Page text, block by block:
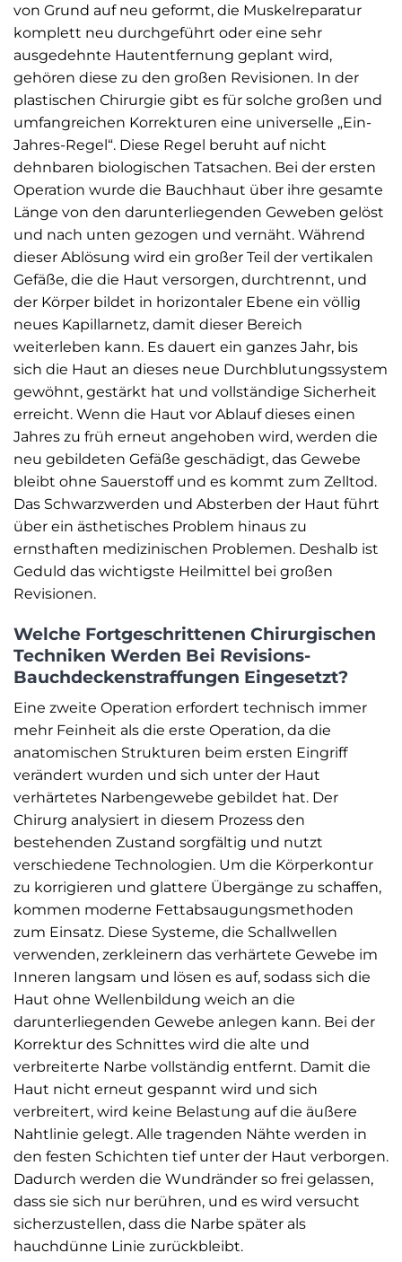
von Grund auf neu geformt, die Muskelreparatur
komplett neu durchgeführt oder eine sehr
ausgedehnte Hautentfernung geplant wird,
gehören diese zu den großen Revisionen. In der
plastischen Chirurgie gibt es für solche großen und
umfangreichen Korrekturen eine universelle „Ein-
Jahres-Regel“. Diese Regel beruht auf nicht
dehnbaren biologischen Tatsachen. Bei der ersten
Operation wurde die Bauchhaut über ihre gesamte
Länge von den darunterliegenden Geweben gelöst
und nach unten gezogen und vernäht. Während
dieser Ablösung wird ein großer Teil der vertikalen
Gefäße, die die Haut versorgen, durchtrennt, und
der Körper bildet in horizontaler Ebene ein völlig
neues Kapillarnetz, damit dieser Bereich
weiterleben kann. Es dauert ein ganzes Jahr, bis
sich die Haut an dieses neue Durchblutungssystem
gewöhnt, gestärkt hat und vollständige Sicherheit
erreicht. Wenn die Haut vor Ablauf dieses einen
Jahres zu früh erneut angehoben wird, werden die
neu gebildeten Gefäße geschädigt, das Gewebe
bleibt ohne Sauerstoff und es kommt zum Zelltod.
Das Schwarzwerden und Absterben der Haut führt
über ein ästhetisches Problem hinaus zu
ernsthaften medizinischen Problemen. Deshalb ist
Geduld das wichtigste Heilmittel bei großen
Revisionen.
Welche Fortgeschrittenen Chirurgischen
Techniken Werden Bei Revisions-
Bauchdeckenstraffungen Eingesetzt?
Eine zweite Operation erfordert technisch immer
mehr Feinheit als die erste Operation, da die
anatomischen Strukturen beim ersten Eingriff
verändert wurden und sich unter der Haut
verhärtetes Narbengewebe gebildet hat. Der
Chirurg analysiert in diesem Prozess den
bestehenden Zustand sorgfältig und nutzt
verschiedene Technologien. Um die Körperkontur
zu korrigieren und glattere Übergänge zu schaffen,
kommen moderne Fettabsaugungsmethoden
zum Einsatz. Diese Systeme, die Schallwellen
verwenden, zerkleinern das verhärtete Gewebe im
Inneren langsam und lösen es auf, sodass sich die
Haut ohne Wellenbildung weich an die
darunterliegenden Gewebe anlegen kann. Bei der
Korrektur des Schnittes wird die alte und
verbreiterte Narbe vollständig entfernt. Damit die
Haut nicht erneut gespannt wird und sich
verbreitert, wird keine Belastung auf die äußere
Nahtlinie gelegt. Alle tragenden Nähte werden in
den festen Schichten tief unter der Haut verborgen.
Dadurch werden die Wundränder so frei gelassen,
dass sie sich nur berühren, und es wird versucht
sicherzustellen, dass die Narbe später als
hauchdünne Linie zurückbleibt.